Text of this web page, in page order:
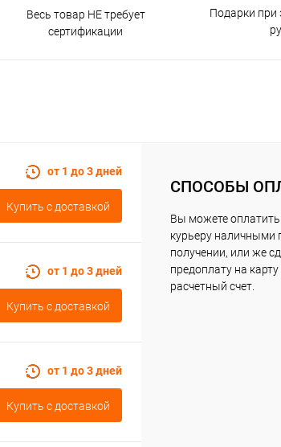
Весь товар НЕ требует
сертификации
Подарки при
от 1 до 3 дней
Купить c доставкой
от 1 до 3 дней
Купить c доставкой
от 1 до 3 дней
Купить c доставкой
СПОСОБЫ
Вы можете оплатить
курьеру наличными
получении, или же
предоплату на карту
расчетный счет.